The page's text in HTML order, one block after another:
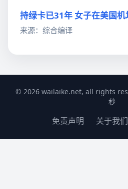
持绿卡已31年 女子在美国
来源：综合编译
© 2026 wailaike.net, all rights
秒
免责声明 关于我们